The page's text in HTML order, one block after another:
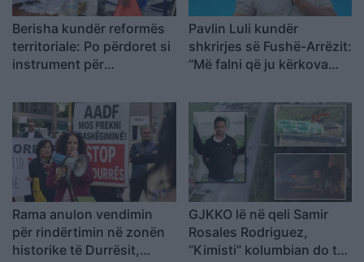
Berisha kundër reformës
territoriale: Po përdoret si
instrument për
Pavlin Luli kundër
shkrirjes së Fushë-Arrëzit:
“Më falni që ju kërkova
tradhtoi”
Rama anulon vendimin
për rindërtimin në zonën
historike të Durrësit,
GJKKO lë në qeli Samir
Rosales Rodriguez,
“Kimisti” kolumbian do të